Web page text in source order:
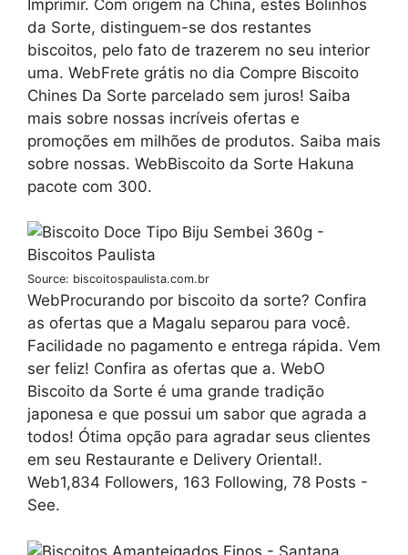
Imprimir. Com origem na China, estes Bolinhos
da Sorte, distinguem-se dos restantes
biscoitos, pelo fato de trazerem no seu interior
uma. WebFrete grátis no dia Compre Biscoito
Chines Da Sorte parcelado sem juros! Saiba
mais sobre nossas incríveis ofertas e
promoções em milhões de produtos. Saiba mais
sobre nossas. WebBiscoito da Sorte Hakuna
pacote com 300.
Source: biscoitospaulista.com.br
WebProcurando por biscoito da sorte? Confira
as ofertas que a Magalu separou para você.
Facilidade no pagamento e entrega rápida. Vem
ser feliz! Confira as ofertas que a. WebO
Biscoito da Sorte é uma grande tradição
japonesa e que possui um sabor que agrada a
todos! Ótima opção para agradar seus clientes
em seu Restaurante e Delivery Oriental!.
Web1,834 Followers, 163 Following, 78 Posts -
See.